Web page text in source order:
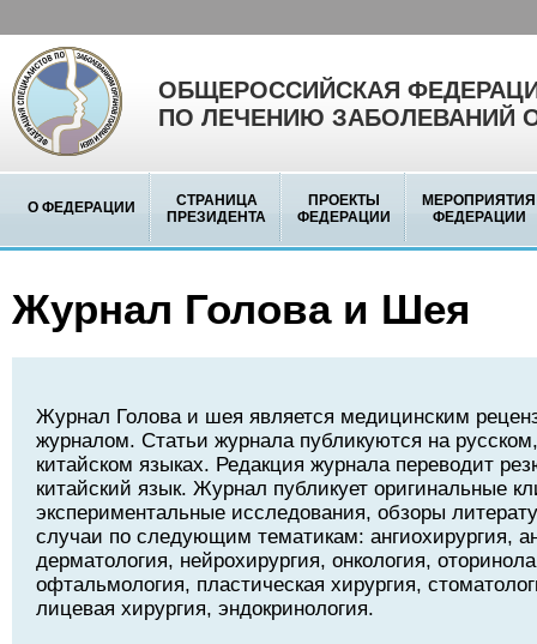
ОБЩЕРОССИЙСКАЯ
ПО ЛЕЧЕНИЮ ЗАБОЛЕВАНИЙ
О ФЕДЕРАЦИИ
СТРАНИЦА
ПРЕЗИДЕНТА
ПРОЕКТЫ
ФЕДЕРАЦИИ
МЕРОПРИЯТИЯ
ФЕДЕРАЦИИ
Журнал Голова и Шея
Журнал Голова и шея является медицинским
журналом. Статьи журнала публикуются на
китайском языках. Редакция журнала переводит
китайский язык. Журнал публикует оригинальные
экспериментальные исследования, обзоры
случаи по следующим тематикам: ангиохирургия,
дерматология, нейрохирургия, онкология,
офтальмология, пластическая хирургия,
лицевая хирургия, эндокринология.